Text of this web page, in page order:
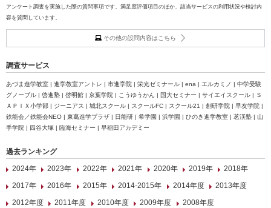
アンケート調査を実施した際の質問事項です。満足度評価項目のほか、該当サービスの利用状況や検討内
容を質問しています。
その他の設問内容はこちら
調査サービス
あづま進学教室 | 進学教室アントレ | 市進学院 | 栄光ゼミナール | ena | エルカミノ | 中学受験
グノーブル | 啓進塾 | 啓明館 | 京葉学院 | こうゆうかん | 国大セミナー | サイエイスクール | Ｓ
ＡＰＩＸ小学部 | ジーニアス | 城北スクール | スクールFC | スクール21 | 創研学院 | 早友学院 |
鉄能会／鉄能会NEO | 東葛進学プラザ | 日能研 | 希学園 | 浜学園 | ひのき進学教室 | 茗渓塾 | 山
手学院 | 四谷大塚 | 臨海セミナー | 早稲田アカデミー
過去ランキング
2024年
2023年 2022年 2021年 2020年 2019年
2018年
2017年
2016年 2015年 2014-2015年 2014年度
2013年度
2012年度
2011年度 2010年度 2009年度 2008年度